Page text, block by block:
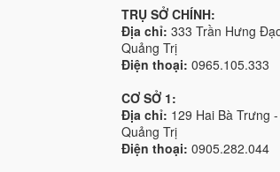
TRỤ SỞ CHÍNH:
Địa chỉ: 333 Trần Hưng
Quảng Trị
Điện thoại: 0965.105.333
CƠ SỞ 1:
Địa chỉ: 129 Hai Bà Trưng
Quảng Trị
Điện thoại: 0905.282.044